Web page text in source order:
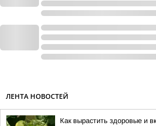
ЛЕНТА НОВОСТЕЙ
Как вырастить здоровые и